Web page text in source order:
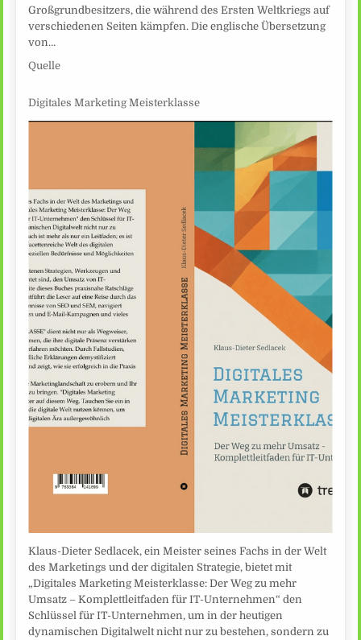
Großgrundbesitzers, die während des Ersten Weltkriegs auf
verschiedenen Seiten kämpfen. Die englische Übersetzung
von…
Quelle
Digitales Marketing Meisterklasse
Klaus-Dieter Sedlacek, ein Meister seines Fachs in der Welt
des Marketings und der digitalen Strategie, bietet mit
„Digitales Marketing Meisterklasse: Der Weg zu mehr
Umsatz – Komplettleitfaden für IT-Unternehmen“ den
Schlüssel für IT-Unternehmen, um in der heutigen
dynamischen Digitalwelt nicht nur zu bestehen, sondern zu